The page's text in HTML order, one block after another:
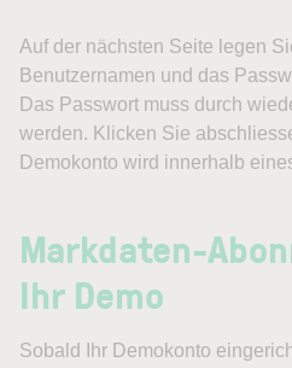
Auf der nächsten Seite legen
Benutzernamen und das
Das Passwort muss durch
werden. Klicken Sie
Demokonto wird innerhalb
Markdaten-
Ihr Demo
Sobald Ihr Demokonto